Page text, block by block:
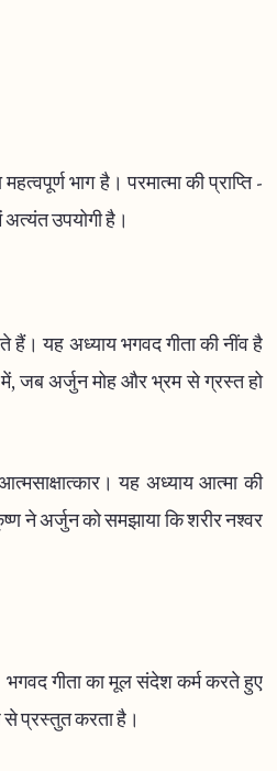
भाग है। परमात्मा की प्राप्ति -
अत्यंत उपयोगी है।
हैं। यह अध्याय भगवद गीता की नींव है
में, जब अर्जुन मोह और भ्रम से ग्रस्त हो
यह अध्याय आत्मा की
ने अर्जुन को समझाया कि शरीर नश्वर
गीता का मूल संदेश कर्म करते हुए
से प्रस्तुत करता है।